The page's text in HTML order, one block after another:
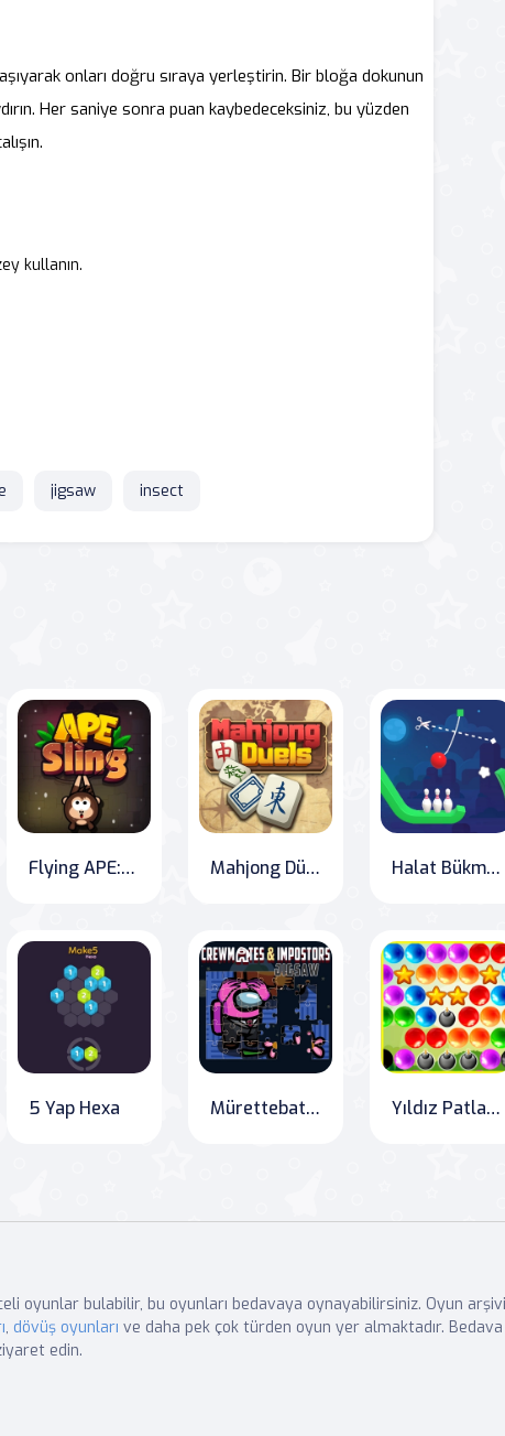
onları doğru sıraya yerleştirin. Bir bloğa dokunun
Her saniye sonra puan kaybedeceksiniz, bu yüzden
kullanın.
jigsaw insect
Flying APE: Slinging Through Adventure Mahjong Düelloları Halat Bükme Bulmaca
5 Yap Hexa Mürettebat Üyeleri ve Hainler Yapboz Yıldız Patlatıcı Balonlar
oyunlar bulabilir, bu oyunları bedavaya oynayabilirsiniz. Oyun
, dövüş oyunları ve daha pek çok türden oyun yer almaktadır.
edin.